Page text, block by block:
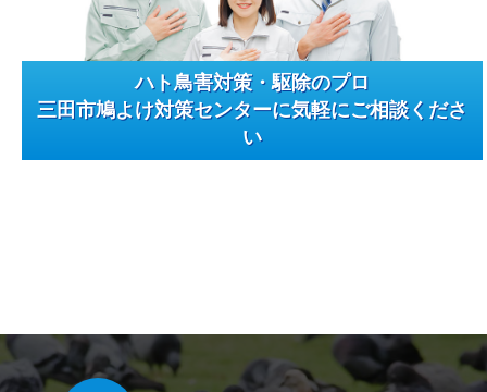
ハト鳥害対策・駆除のプロ
三田市鳩よけ対策センターに気軽にご相談くださ
い